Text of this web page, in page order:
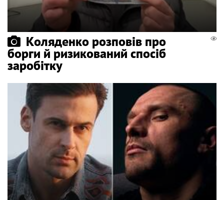
Коляденко розповів про
борги й ризикований спосіб
заробітку